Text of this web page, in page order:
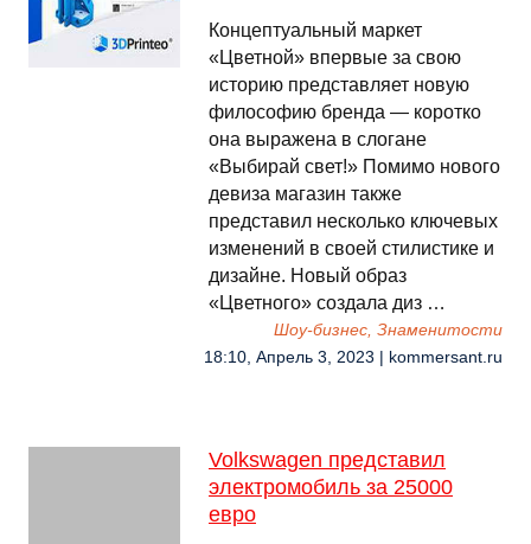
Концептуальный маркет
«Цветной» впервые за свою
историю представляет новую
философию бренда — коротко
она выражена в слогане
«Выбирай свет!» Помимо нового
девиза магазин также
представил несколько ключевых
изменений в своей стилистике и
дизайне. Новый образ
«Цветного» создала диз …
Шоу-бизнес, Знаменитости
18:10, Апрель 3, 2023 | kommersant.ru
Volkswagen представил
электромобиль за 25000
евро